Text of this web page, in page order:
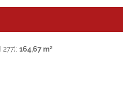
164,67 m²